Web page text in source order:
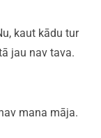
kaut kādu tur
jau nav tava.
mana māja.